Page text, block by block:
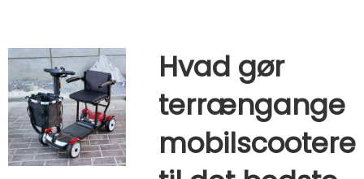
Hvad gør
terrængange
mobilscootere